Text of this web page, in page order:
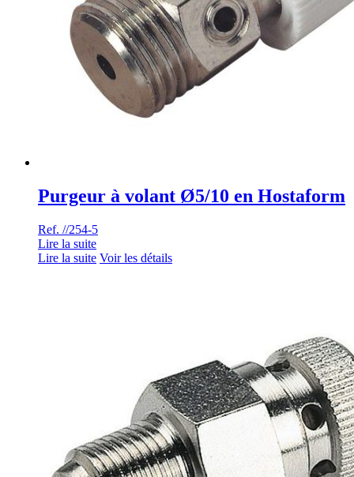
Purgeur à volant Ø5/10 en Hostaform
Ref. //254-5
Lire la suite
Lire la suite Voir les détails